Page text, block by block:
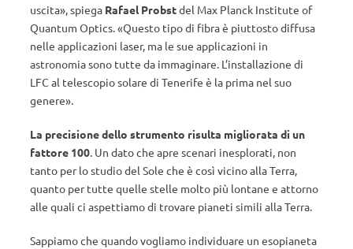
uscita», spiega Rafael Probstdel Max Planck Institute of
Quantum Optics. «Questo tipo di fibra è piuttosto diffusa
nelle applicazioni laser, ma le sue applicazioni in
astronomia sono tutte da immaginare. L’installazione di
LFC al telescopio solare di Tenerife è la prima nel suo
genere».
La precisione dello strumento risulta migliorata di un
fattore 100. Un dato che apre scenari inesplorati, non
tanto per lo studio del Sole che è così vicino alla Terra,
quanto per tutte quelle stelle molto più lontane e attorno
alle quali ci aspettiamo di trovare pianeti simili alla Terra.
Sappiamo che quando vogliamo individuare un esopianeta